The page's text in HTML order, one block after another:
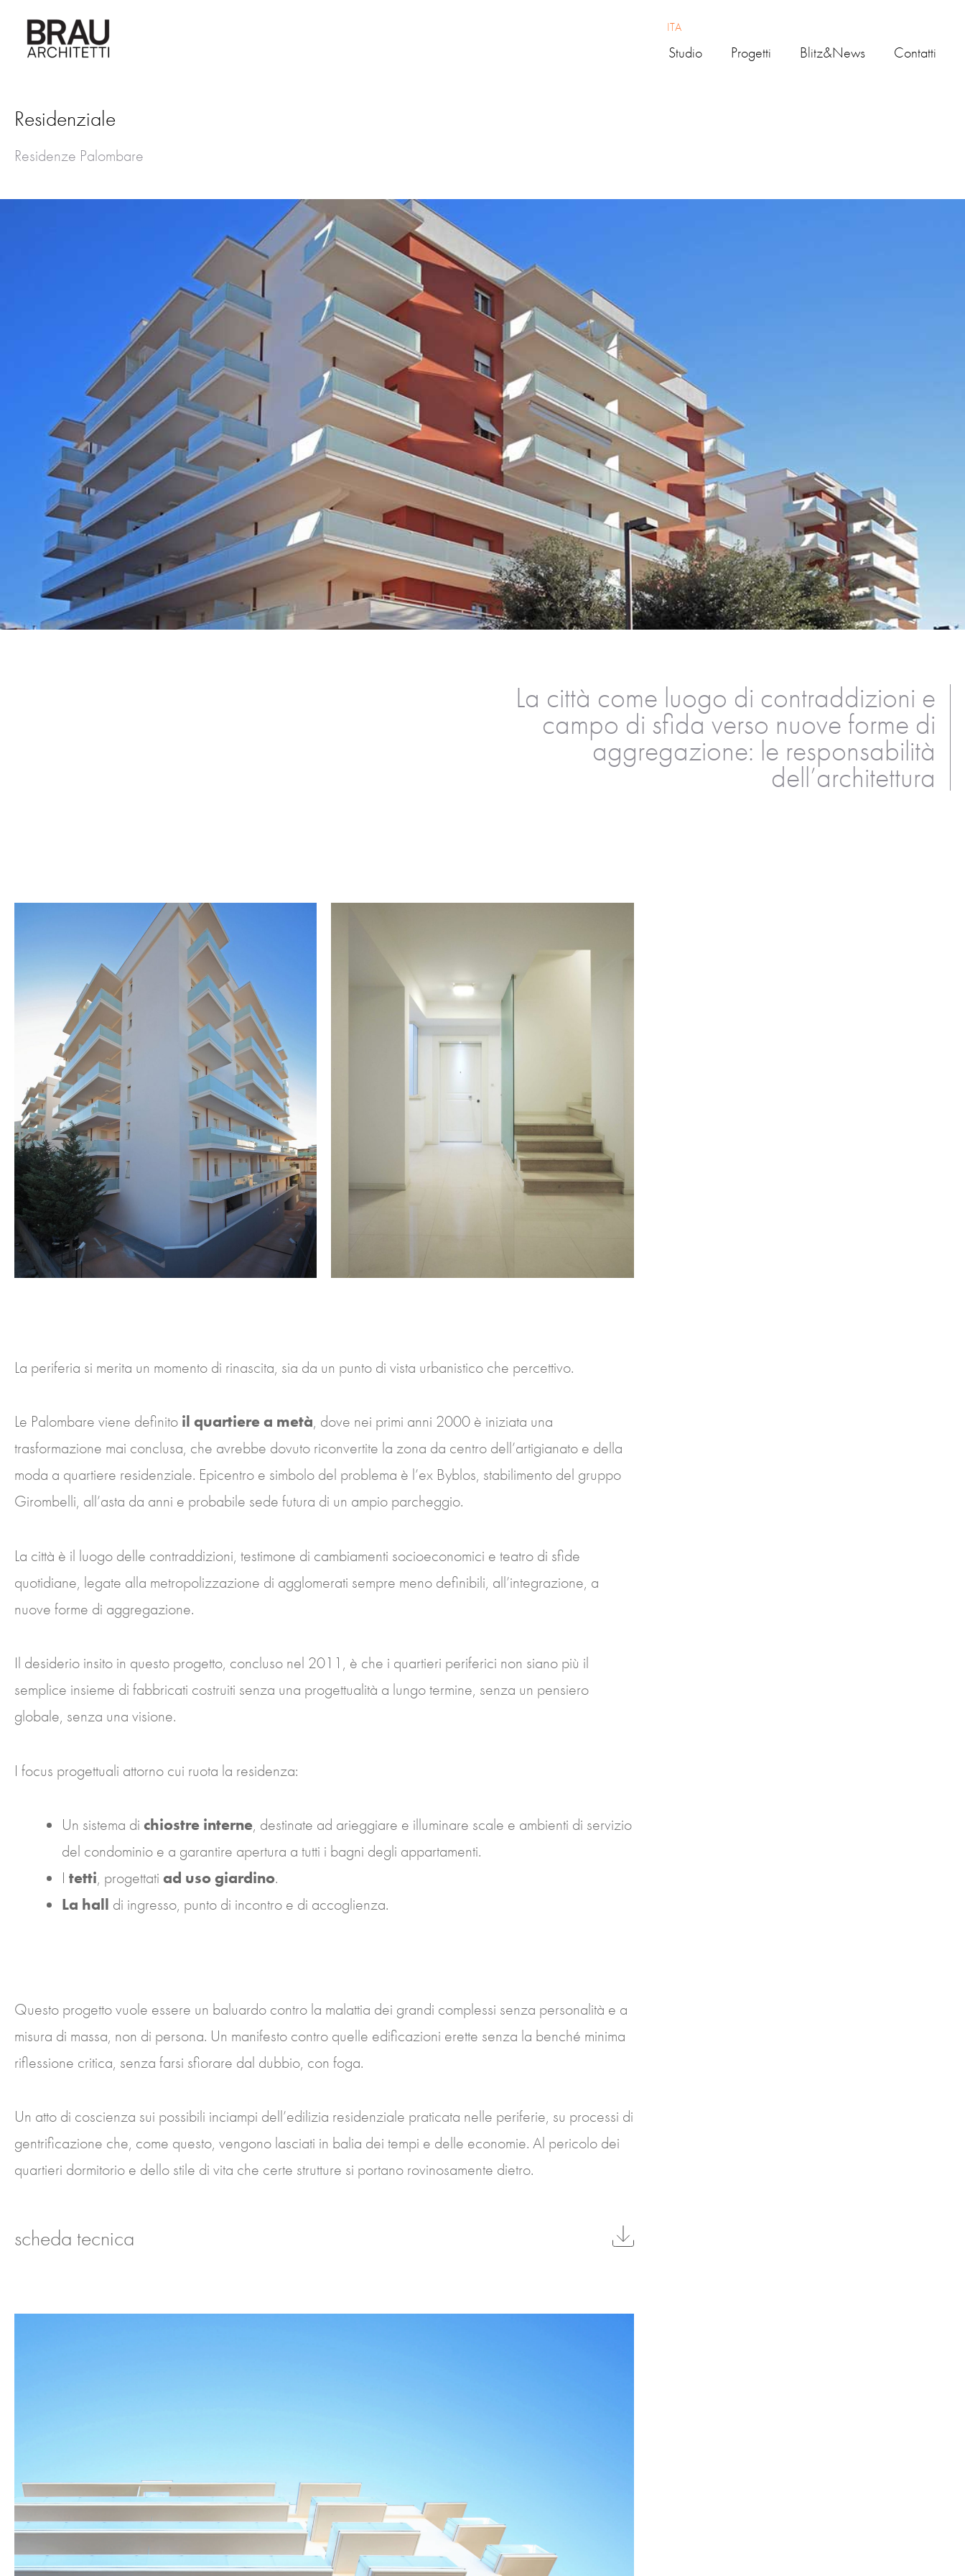
ITA
Studio Progetti Blitz&news Contatti
Residenziale
Residenze Palombare
La città come luogo di contraddizioni e
campo di sfida verso nuove forme di
aggregazione: le responsabilità
dell’architettura
La periferia si merita un momento di rinascita, sia da un punto di vista urbanistico che percettivo.
Le Palombare viene definito il quartiere a metà, dove nei primi anni 2000 è iniziata una
trasformazione mai conclusa, che avrebbe dovuto riconvertite la zona da centro dell’artigianato e della
moda a quartiere residenziale. Epicentro e simbolo del problema è l’ex Byblos, stabilimento del gruppo
Girombelli, all’asta da anni e probabile sede futura di un ampio parcheggio.
La città è il luogo delle contraddizioni, testimone di cambiamenti socioeconomici e teatro di sfide
quotidiane, legate alla metropolizzazione di agglomerati sempre meno definibili, all’integrazione, a
nuove forme di aggregazione.
Il desiderio insito in questo progetto, concluso nel 2011, è che i quartieri periferici non siano più il
semplice insieme di fabbricati costruiti senza una progettualità a lungo termine, senza un pensiero
globale, senza una visione.
I focus progettuali attorno cui ruota la residenza:
Un sistema di chiostre interne, destinate ad arieggiare e illuminare scale e ambienti di servizio
del condominio e a garantire apertura a tutti i bagni degli appartamenti.
I tetti, progettati ad uso giardino.
La hall di ingresso, punto di incontro e di accoglienza.
Questo progetto vuole essere un baluardo contro la malattia dei grandi complessi senza personalità e a
misura di massa, non di persona. Un manifesto contro quelle edificazioni erette senza la benché minima
riflessione critica, senza farsi sfiorare dal dubbio, con foga.
Un atto di coscienza sui possibili inciampi dell’edilizia residenziale praticata nelle periferie, su processi di
gentrificazione che, come questo, vengono lasciati in balia dei tempi e delle economie. Al pericolo dei
quartieri dormitorio e dello stile di vita che certe strutture si portano rovinosamente dietro.
scheda tecnica